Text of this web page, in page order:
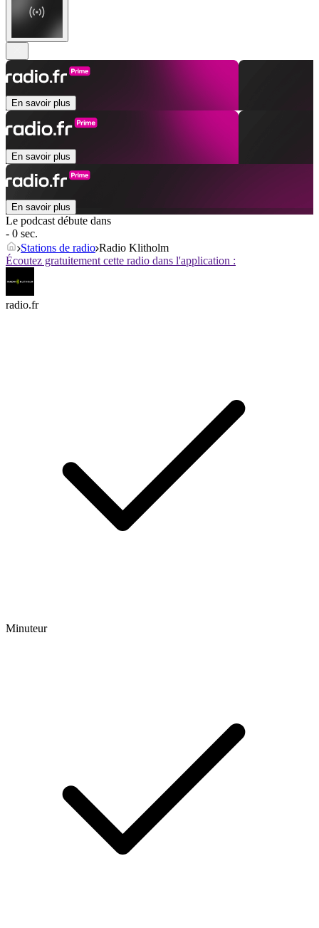
En savoir plus
En savoir plus
En savoir plus
Le podcast débute dans
- 0 sec.
Stations de radio Radio Klitholm
Écoutez gratuitement cette radio dans l'application :
radio.fr
Minuteur